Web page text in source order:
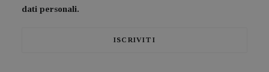
dati personali.